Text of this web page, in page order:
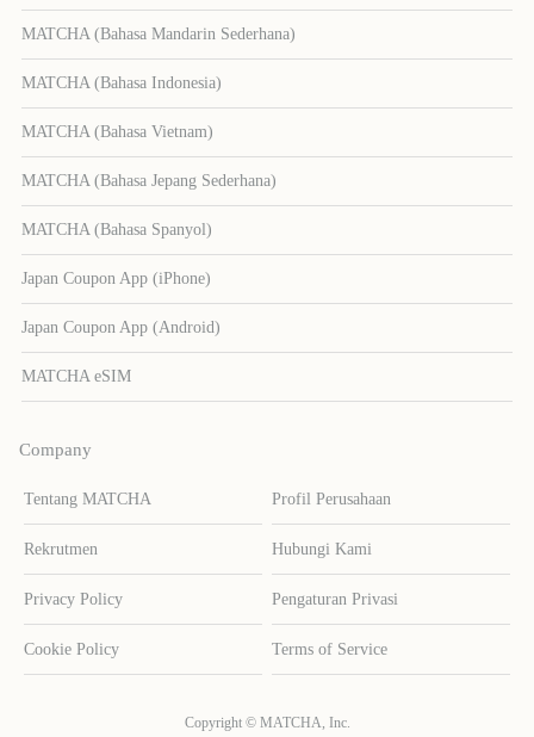
MATCHA (Bahasa Mandarin Sederhana)
MATCHA (Bahasa Indonesia)
MATCHA (Bahasa Vietnam)
MATCHA (Bahasa Jepang Sederhana)
MATCHA (Bahasa Spanyol)
Japan Coupon App (iPhone)
Japan Coupon App (Android)
MATCHA eSIM
Company
Tentang MATCHA Profil Perusahaan
Rekrutmen Hubungi Kami
Privacy Policy Pengaturan Privasi
Cookie Policy Terms of Service
Copyright © MATCHA, Inc.